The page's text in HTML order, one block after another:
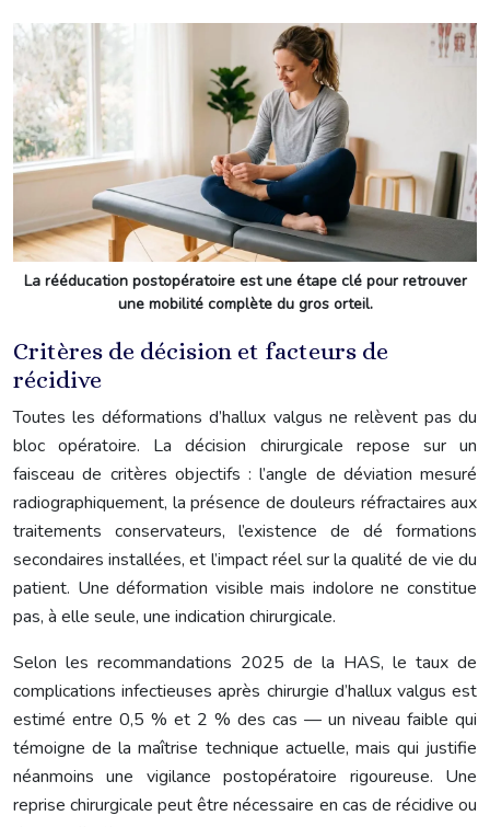
La rééducation postopératoire est une étape clé pour retrouver
une mobilité complète du gros orteil.
Critères de décision et facteurs de
récidive
Toutes les déformations d’hallux valgus ne relèvent pas du
bloc opératoire. La décision chirurgicale repose sur un
faisceau de critères objectifs : l’angle de déviation mesuré
radiographiquement, la présence de douleurs réfractaires aux
traitements conservateurs, l’existence de dé formations
secondaires installées, et l’impact réel sur la qualité de vie du
patient. Une déformation visible mais indolore ne constitue
pas, à elle seule, une indication chirurgicale.
Selon les recommandations 2025 de la HAS, le taux de
complications infectieuses après chirurgie d’hallux valgus est
estimé entre 0,5 % et 2 % des cas — un niveau faible qui
témoigne de la maîtrise technique actuelle, mais qui justifie
néanmoins une vigilance postopératoire rigoureuse. Une
reprise chirurgicale peut être nécessaire en cas de récidive ou